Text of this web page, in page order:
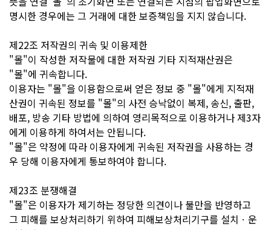
명시한 경우에는 그 거래에 대한 보증책임을 지지 않습니다.
제22조 저작권의 귀속 및 이용제한
"몰"이 작성한 저작물에 대한 저작권 기타 지적재산권은
"몰"에 귀속합니다.
이용자는 "몰"을 이용함으로써 얻은 정보 중 "몰"에게 지적재
산권이 귀속된 정보를 "몰"의 사전 승낙없이 복제, 송신, 출판,
배포, 방송 기타 방법에 의하여 영리목적으로 이용하거나 제3자
에게 이용하게 하여서는 안됩니다.
"몰"은 약정에 따라 이용자에게 귀속된 저작권을 사용하는 경
우 당해 이용자에게 통보하여야 합니다.
제23조 분쟁해결
"몰"은 이용자가 제기하는 정당한 의견이나 불만을 반영하고
그 피해를 보상처리하기 위하여 피해보상처리기구를 설치ㆍ운